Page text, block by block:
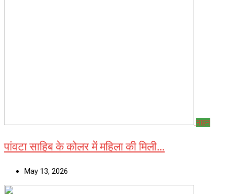
नाहन
पांवटा साहिब के कोलर में महिला की मिली…
May 13, 2026